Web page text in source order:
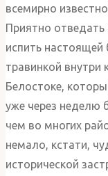
всемирно
Приятно
испить настоящей
травинкой
Белостоке,
уже через неделю
чем во многих
немало, кстати,
исторической